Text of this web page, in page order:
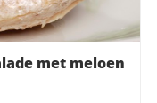
met meloen